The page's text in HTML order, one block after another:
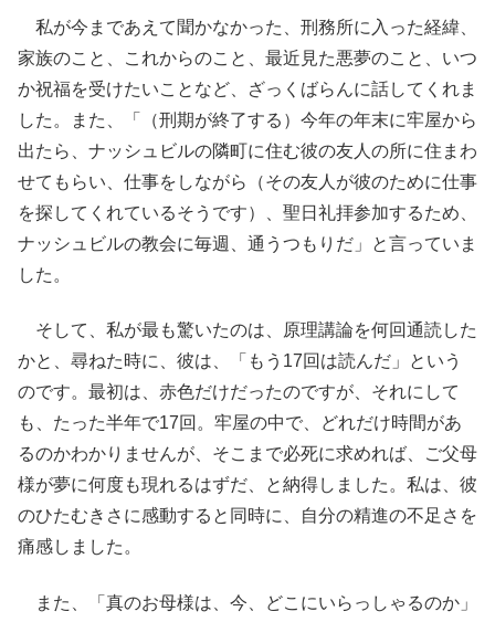
私が今まであえて聞かなかった、刑務所に入った経緯、
家族のこと、これからのこと、最近見た悪夢のこと、いつ
か祝福を受けたいことなど、ざっくばらんに話してくれま
した。また、「（刑期が終了する）今年の年末に牢屋から
出たら、ナッシュビルの隣町に住む彼の友人の所に住まわ
せてもらい、仕事をしながら（その友人が彼のために仕事
を探してくれているそうです）、聖日礼拝参加するため、
ナッシュビルの教会に毎週、通うつもりだ」と言っていま
した。
そして、私が最も驚いたのは、原理講論を何回通読した
かと、尋ねた時に、彼は、「もう17回は読んだ」という
のです。最初は、赤色だけだったのですが、それにして
も、たった半年で17回。牢屋の中で、どれだけ時間があ
るのかわかりませんが、そこまで必死に求めれば、ご父母
様が夢に何度も現れるはずだ、と納得しました。私は、彼
のひたむきさに感動すると同時に、自分の精進の不足さを
痛感しました。
また、「真のお母様は、今、どこにいらっしゃるのか」